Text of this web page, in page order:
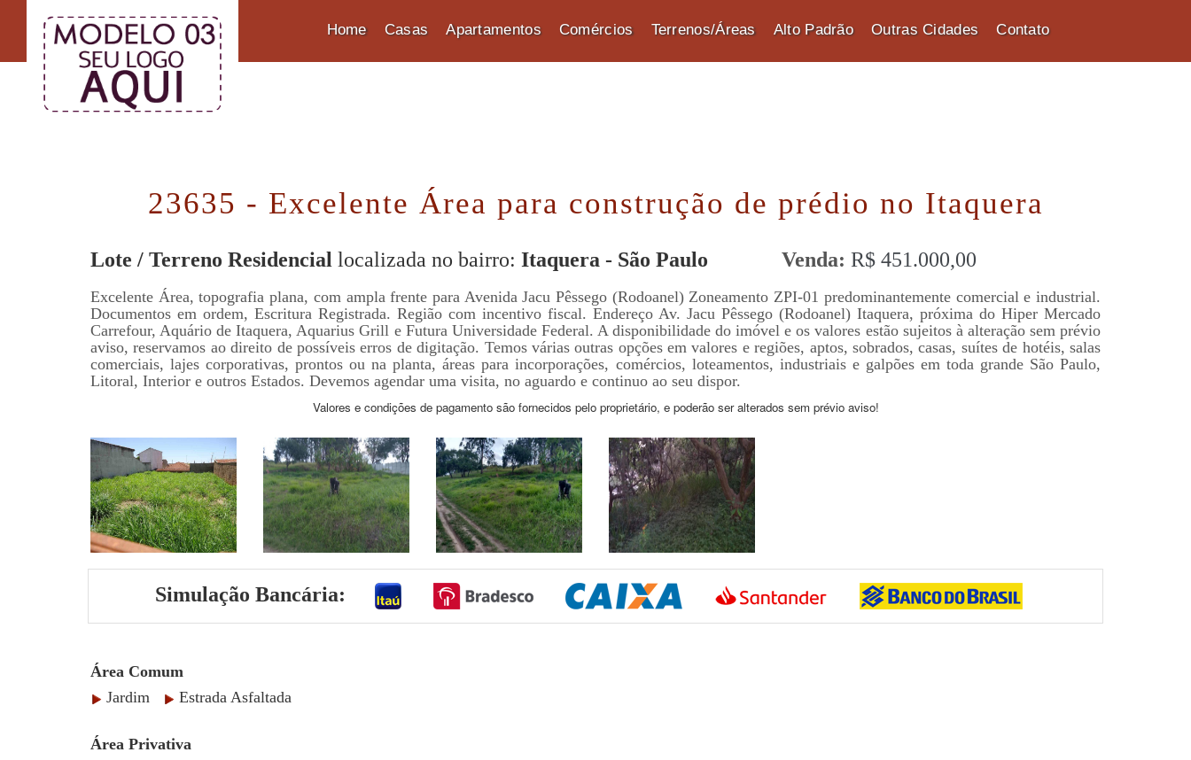
Home Casas Apartamentos Comércios Terrenos/Áreas Alto Padrão Outras Cidades Contato
23635 - Excelente Área para construção de prédio no Itaquera
Lote / Terreno Residencial localizada no bairro: Itaquera - São Paulo Venda: R$ 451.000,00
Excelente Área, topografia plana, com ampla frente para Avenida Jacu Pêssego (Rodoanel) Zoneamento ZPI-01 predominantemente comercial e industrial.
Documentos em ordem, Escritura Registrada. Região com incentivo fiscal. Endereço Av. Jacu Pêssego (Rodoanel) Itaquera, próxima do Hiper Mercado
Carrefour, Aquário de Itaquera, Aquarius Grill e Futura Universidade Federal. A disponibilidade do imóvel e os valores estão sujeitos à alteração sem prévio
aviso, reservamos ao direito de possíveis erros de digitação. Temos várias outras opções em valores e regiões, aptos, sobrados, casas, suítes de hotéis, salas
comerciais, lajes corporativas, prontos ou na planta, áreas para incorporações, comércios, loteamentos, industriais e galpões em toda grande São Paulo,
Litoral, Interior e outros Estados. Devemos agendar uma visita, no aguardo e continuo ao seu dispor.
Valores e condições de pagamento são fornecidos pelo proprietário, e poderão ser alterados sem prévio aviso!
Simulação Bancária:
Área Comum
Jardim
Estrada Asfaltada
Área Privativa